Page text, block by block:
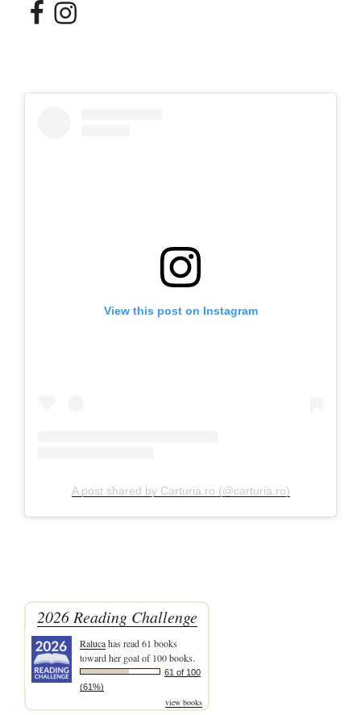
FacebookInstagram
View this post on Instagram
A post shared by Carturia.ro (@carturia.ro)
2026 Reading Challenge
Ralucahas read 61 books
toward her goal of 100 books.
61 of 100
(61%)
view books